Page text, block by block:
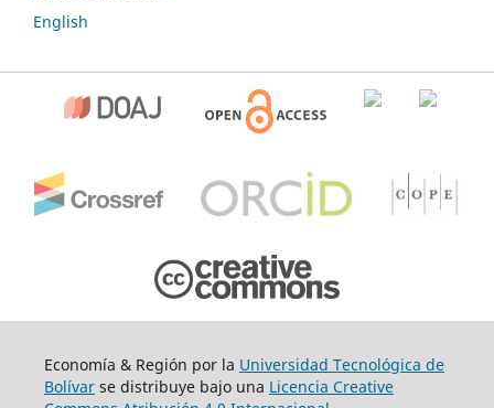
English
Economía & Región por la Universidad Tecnológica de
Bolívarse distribuye bajo una Licencia Creative